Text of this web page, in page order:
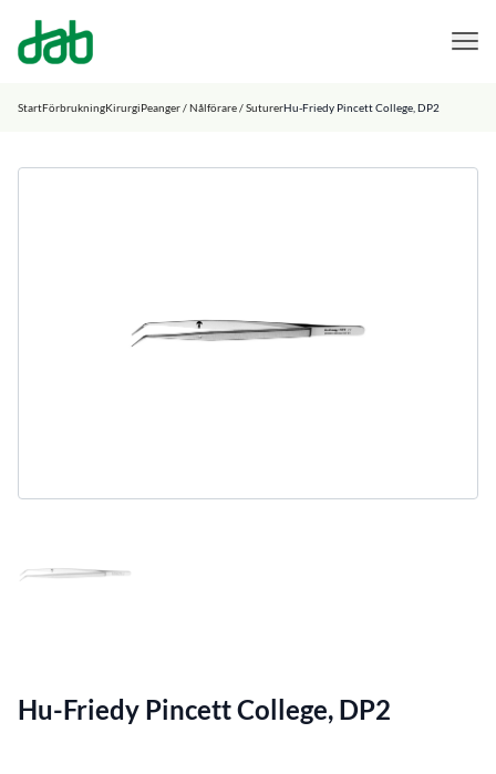
DAB Dental
StartFörbrukningKirurgiPeanger / Nålförare / SuturerHu-Friedy Pincett College, DP2
Hu-Friedy Pincett College, DP2